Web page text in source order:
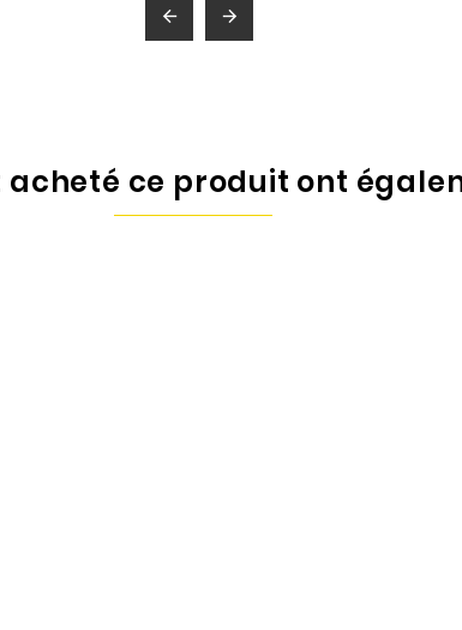
 
acheté ce produit ont